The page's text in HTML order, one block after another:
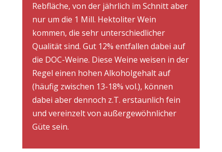
Rebfläche, von der jährlich im Schnitt aber
nur um die 1 Mill. Hektoliter Wein
kommen, die sehr unterschiedlicher
Qualität sind. Gut 12% entfallen dabei auf
die DOC-Weine. Diese Weine weisen in der
Regel einen hohen Alkoholgehalt auf
(häufig zwischen 13-18% vol.), können
dabei aber dennoch z.T. erstaunlich fein
und vereinzelt von außergewöhnlicher
Güte sein.